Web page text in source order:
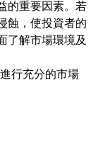
的重要因素。若
蝕，使投資者的
了解市場環境及
行充分的市場